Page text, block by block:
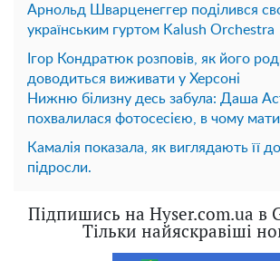
Арнольд Шварценеггер поділився
українським гуртом Kalush Orchestra
Ігор Кондратюк розповів, як його
доводиться виживати у Херсоні
Нижню білизну десь забула: Даша
похвалилася фотосесією, в чому
Камалія показала, як виглядають її
підросли.
Підпишись на Hyser.com.ua в
Тільки найяскравіші